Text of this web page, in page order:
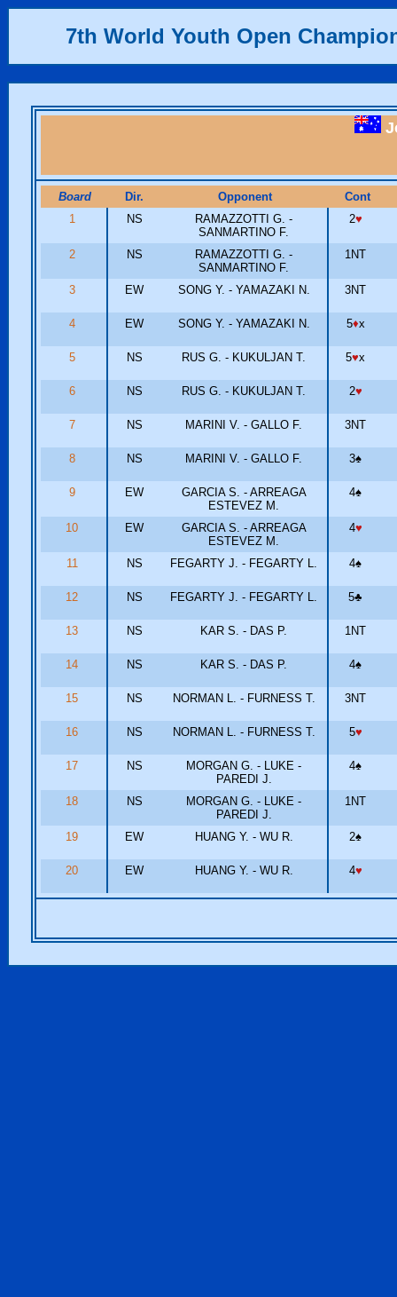
7th World Youth Open
Board Dir. Opponent
Cont
1
NS
RAMAZZOTTI G. -
SANMARTINO F.
2♥
2 NS
RAMAZZOTTI G. -
SANMARTINO F.
1NT
3 EW SONG Y. - YAMAZAKI N. 3NT
4 EW SONG Y. - YAMAZAKI N. 5♦x
5 NS RUS G. - KUKULJAN T. 5♥x
6 NS RUS G. - KUKULJAN T. 2♥
7 NS MARINI V. - GALLO F. 3NT
8 NS MARINI V. - GALLO F. 3♠
9 EW
GARCIA S. - ARREAGA
ESTEVEZ M.
4♠
10 EW
GARCIA S. - ARREAGA
ESTEVEZ M.
4♥
11 NS FEGARTY J. - FEGARTY L. 4♠
12 NS FEGARTY J. - FEGARTY L. 5♣
13 NS KAR S. - DAS P. 1NT
14 NS KAR S. - DAS P. 4♠
15 NS NORMAN L. - FURNESS T. 3NT
16 NS NORMAN L. - FURNESS T. 5♥
17 NS
MORGAN G. - LUKE -
PAREDI J.
4♠
18 NS
MORGAN G. - LUKE -
PAREDI J.
1NT
19 EW HUANG Y. - WU R. 2♠
20 EW HUANG Y. - WU R. 4♥